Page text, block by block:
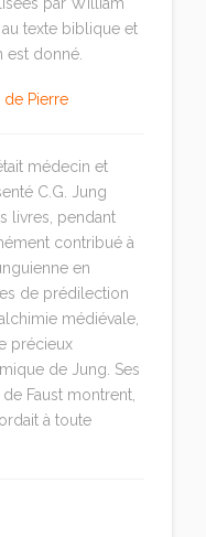
texte biblique et
est donné.
de Pierre
médecin et
C.G. Jung
livres, pendant
contribué à
en
de prédilection
médiévale,
précieux
de Jung. Ses
Faust montrent,
à toute